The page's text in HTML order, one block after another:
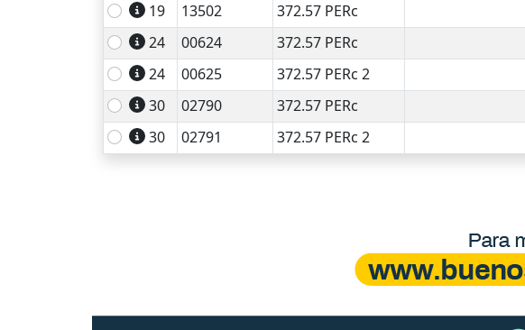
19
13502 372.57 PERc
24
00624 372.57 PERc
24
00625 372.57 PERc 2
30
02790 372.57 PERc
30
02791 372.57 PERc 2